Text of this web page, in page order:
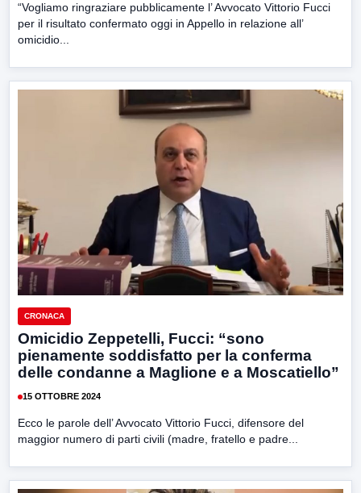
“Vogliamo ringraziare pubblicamente l’ Avvocato Vittorio Fucci
per il risultato confermato oggi in Appello in relazione all’
omicidio...
CRONACA
Omicidio Zeppetelli, Fucci: “sono
pienamente soddisfatto per la conferma
delle condanne a Maglione e a Moscatiello”
15 OTTOBRE 2024
Ecco le parole dell’ Avvocato Vittorio Fucci, difensore del
maggior numero di parti civili (madre, fratello e padre...